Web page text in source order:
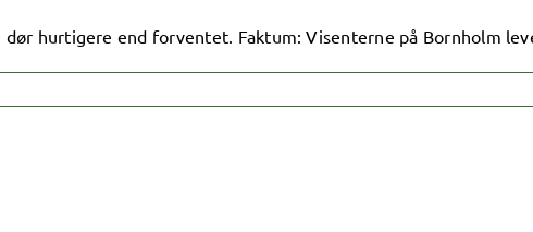
hurtigere end forventet. Faktum: Visenterne på Bornholm